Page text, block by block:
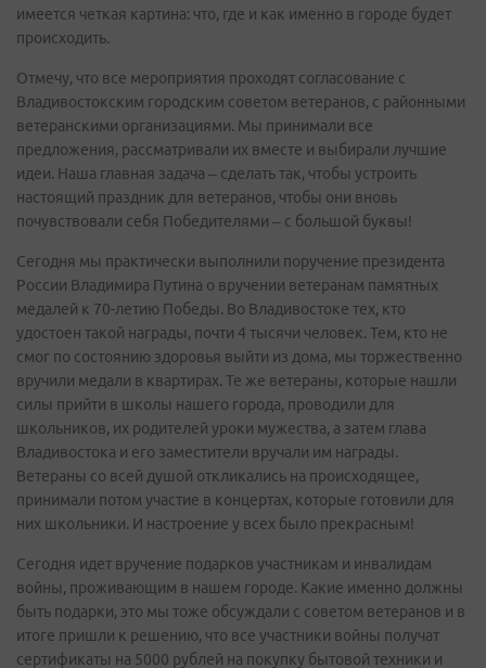
имеется четкая картина: что, где и как именно в городе будет
происходить.
Отмечу, что все мероприятия проходят согласование с
Владивостокским городским советом ветеранов, с районными
ветеранскими организациями. Мы принимали все
предложения, рассматривали их вместе и выбирали лучшие
идеи. Наша главная задача – сделать так, чтобы устроить
настоящий праздник для ветеранов, чтобы они вновь
почувствовали себя Победителями – с большой буквы!
Сегодня мы практически выполнили поручение президента
России Владимира Путина о вручении ветеранам памятных
медалей к 70-летию Победы. Во Владивостоке тех, кто
удостоен такой награды, почти 4 тысячи человек. Тем, кто не
смог по состоянию здоровья выйти из дома, мы торжественно
вручили медали в квартирах. Те же ветераны, которые нашли
силы прийти в школы нашего города, проводили для
школьников, их родителей уроки мужества, а затем глава
Владивостока и его заместители вручали им награды.
Ветераны со всей душой откликались на происходящее,
принимали потом участие в концертах, которые готовили для
них школьники. И настроение у всех было прекрасным!
Сегодня идет вручение подарков участникам и инвалидам
войны, проживающим в нашем городе. Какие именно должны
быть подарки, это мы тоже обсуждали с советом ветеранов и в
итоге пришли к решению, что все участники войны получат
сертификаты на 5000 рублей на покупку бытовой техники и